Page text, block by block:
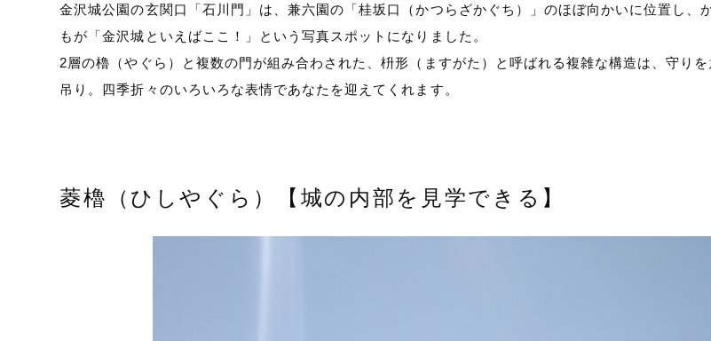
金沢城公園の玄関口「石川門」は、兼六園の「桂坂口（かつらざかぐち）」のほぼ向かいに位置し
もが「金沢城といえばここ！」という写真スポットになりました。
2層の櫓（やぐら）と複数の門が組み合わされた、枡形（ますがた）と呼ばれる複雑な構造は、守り
吊り。四季折々のいろいろな表情であなたを迎えてくれます。
菱櫓（ひしやぐら）【城の内部を見学できる】